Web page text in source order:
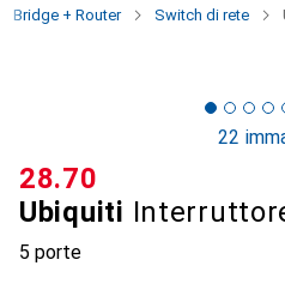
Bridge + Router Switch di rete
22
Ubiquiti
5 porte
CHF
28.70